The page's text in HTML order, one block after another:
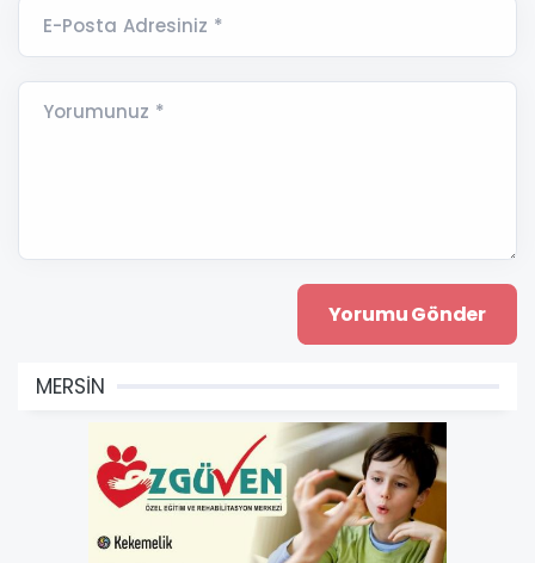
E-Posta Adresiniz *
Yorumunuz *
MERSİN